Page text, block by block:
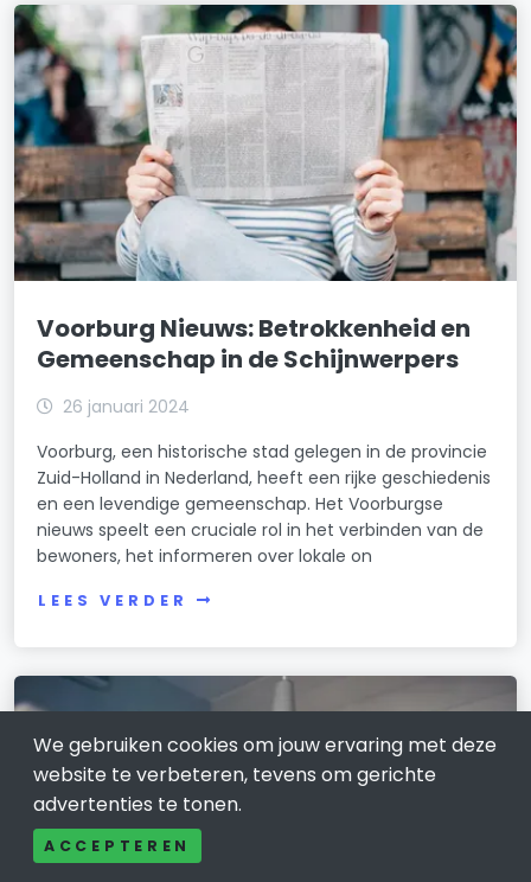
Voorburg Nieuws: Betrokkenheid en
Gemeenschap in de Schijnwerpers
26 januari 2024
Voorburg, een historische stad gelegen in de provincie
Zuid-Holland in Nederland, heeft een rijke geschiedenis
en een levendige gemeenschap. Het Voorburgse
nieuws speelt een cruciale rol in het verbinden van de
bewoners, het informeren over lokale on
LEES VERDER
We gebruiken cookies om jouw ervaring met deze
website te verbeteren, tevens om gerichte
advertenties te tonen.
ACCEPTEREN